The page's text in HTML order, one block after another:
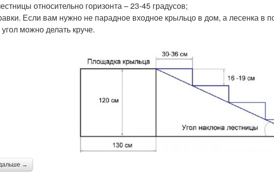
относительно горизонта – 23-45 градусов;
Если вам нужно не парадное входное крыльцо в дом, а лесенка в
угол можно делать круче.
→